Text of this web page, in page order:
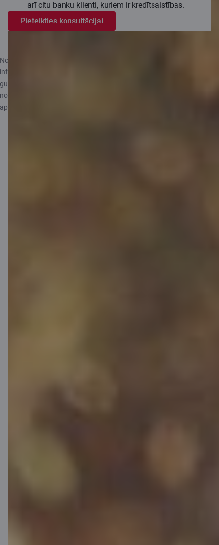
arī citu banku klienti, kuriem ir kredītsaistības.
Pieteikties konsultācijai
Noformējot apdrošināšanu arī citas personas labā, tev ir pienākums
informēt šo personu par to, ka tā tiek apdrošināta. Ja ir noteikts labuma
guvējs, apdrošinātajam ir pienākums informēt labuma guvēju par
noslēgto apdrošināšanas līgumu un viņam piemērojamajiem
apdrošināšanas noteikumiem.